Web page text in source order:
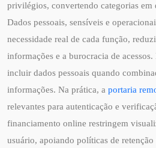
privilégios, convertendo categorias em
Dados pessoais, sensíveis e
necessidade real de cada função,
informações e a burocracia de
incluir dados pessoais quando
informações. Na prática, a portaria
relevantes para autenticação e
financiamento online restringem
usuário, apoiando políticas de retenção